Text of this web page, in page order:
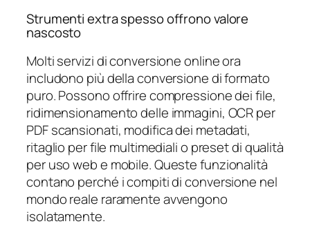
Strumenti extra spesso offrono valore
nascosto
Molti servizi di conversione online ora
includono più della conversione di formato
puro. Possono offrire compressione dei file,
ridimensionamento delle immagini, OCR per
PDF scansionati, modifica dei metadati,
ritaglio per file multimediali o preset di qualità
per uso web e mobile. Queste funzionalità
contano perché i compiti di conversione nel
mondo reale raramente avvengono
isolatamente.